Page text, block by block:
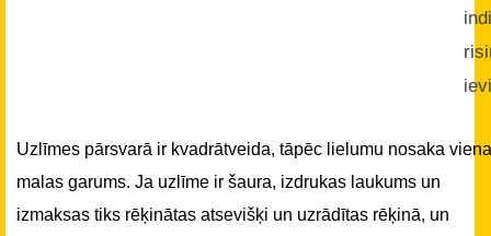
Uzlīmes pārsvarā ir kvadrātveida, tāpēc lielumu nosaka
malas garums. Ja uzlīme ir šaura, izdrukas laukums un
izmaksas tiks rēķinātas atsevišķi un uzrādītas rēķinā, un